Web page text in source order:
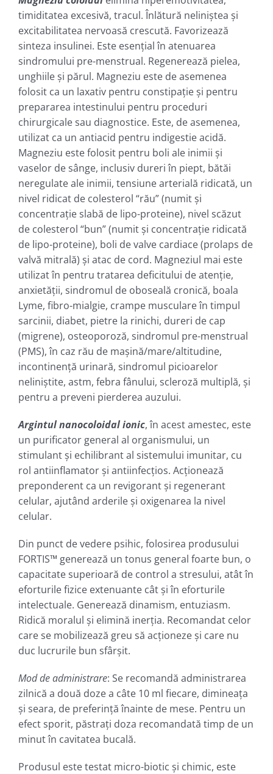
timiditatea excesivă, tracul. Înlătură neliniștea și
excitabilitatea nervoasă crescută. Favorizează
sinteza insulinei. Este esențial în atenuarea
sindromului pre-menstrual. Regenerează pielea,
unghiile și părul. Magneziu este de asemenea
folosit ca un laxativ pentru constipație și pentru
prepararea intestinului pentru proceduri
chirurgicale sau diagnostice. Este, de asemenea,
utilizat ca un antiacid pentru indigestie acidă.
Magneziu este folosit pentru boli ale inimii și
vaselor de sânge, inclusiv dureri în piept, bătăi
neregulate ale inimii, tensiune arterială ridicată, un
nivel ridicat de colesterol “rău” (numit şi
concentrație slabă de lipo-proteine), nivel scăzut
de colesterol “bun” (numit și concentrație ridicată
de lipo-proteine), boli de valve cardiace (prolaps de
valvă mitrală) și atac de cord. Magneziul mai este
utilizat în pentru tratarea deficitului de atenție,
anxietății, sindromul de oboseală cronică, boala
Lyme, fibro-mialgie, crampe musculare în timpul
sarcinii, diabet, pietre la rinichi, dureri de cap
(migrene), osteoporoză, sindromul pre-menstrual
(PMS), în caz rău de mașină/mare/altitudine,
incontinență urinară, sindromul picioarelor
neliniștite, astm, febra fânului, scleroză multiplă, şi
pentru a preveni pierderea auzului.
Argintul nanocoloidal ionic, în acest amestec, este
un purificator general al organismului, un
stimulant şi echilibrant al sistemului imunitar, cu
rol antiinflamator și antiinfecțios. Acționează
preponderent ca un revigorant şi regenerant
celular, ajutând arderile şi oxigenarea la nivel
celular.
Din punct de vedere psihic, folosirea produsului
FORTIS™ generează un tonus general foarte bun, o
capacitate superioară de control a stresului, atât în
eforturile fizice extenuante cât şi în eforturile
intelectuale. Generează dinamism, entuziasm.
Ridică moralul și elimină inerția. Recomandat celor
care se mobilizează greu să acționeze și care nu
duc lucrurile bun sfârșit.
Mod de administrare: Se recomandă administrarea
zilnică a două doze a câte 10 ml fiecare, dimineața
şi seara, de preferință înainte de mese. Pentru un
efect sporit, păstrați doza recomandată timp de un
minut în cavitatea bucală.
Produsul este testat micro-biotic și chimic, este